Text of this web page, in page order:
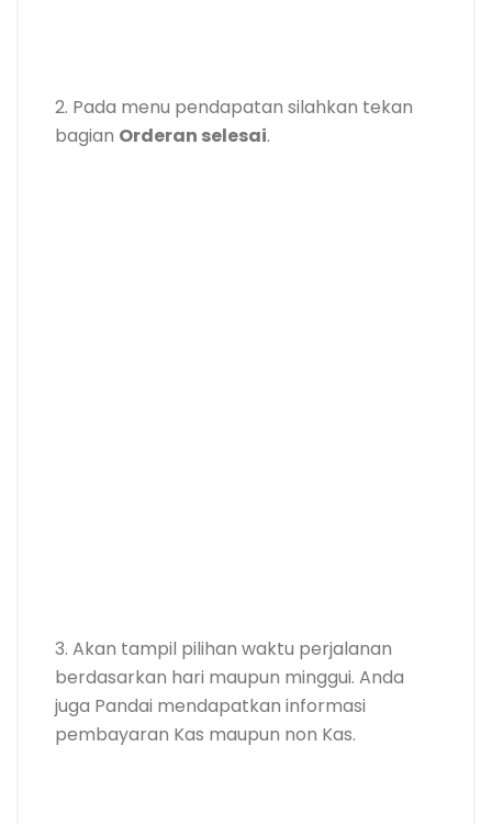
2. Pada menu pendapatan silahkan tekan
bagian Orderan selesai.
3. Akan tampil pilihan waktu perjalanan
berdasarkan hari maupun minggui. Anda
juga Pandai mendapatkan informasi
pembayaran Kas maupun non Kas.